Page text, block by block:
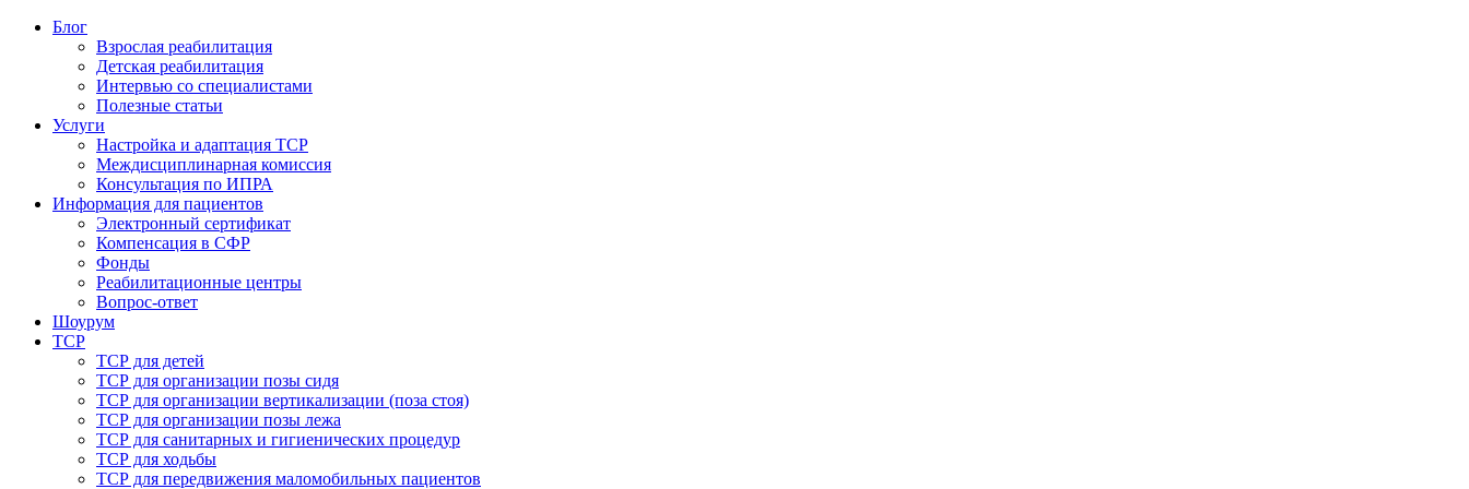
Блог
Взрослая реабилитация
Детская реабилитация
Интервью со специалистами
Полезные статьи
Услуги
Настройка и адаптация ТСР
Междисциплинарная комиссия
Консультация по ИПРА
Информация для пациентов
Электронный сертификат
Компенсация в СФР
Фонды
Реабилитационные центры
Вопрос-ответ
Шоурум
ТСР
ТСР для детей
ТСР для организации позы сидя
ТСР для организации вертикализации (поза стоя)
ТСР для организации позы лежа
ТСР для санитарных и гигиенических процедур
ТСР для ходьбы
ТСР для передвижения маломобильных пациентов